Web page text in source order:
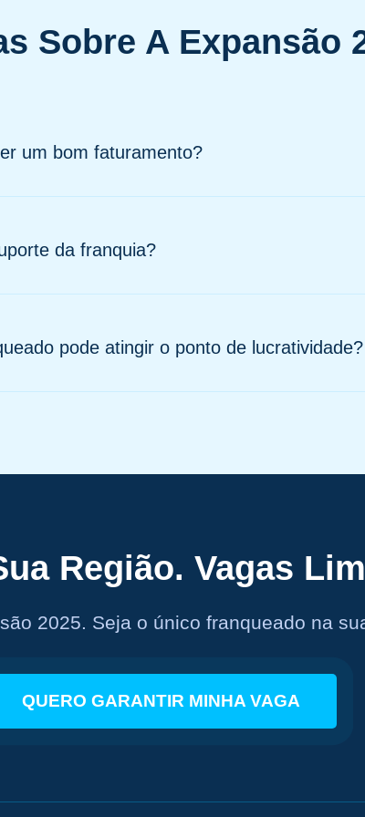
Sobre A Expansão
um bom faturamento?
da franquia?
pode atingir o ponto de lucratividade?
Região. Vagas
2025. Seja o único franqueado na
QUERO GARANTIR MINHA VAGA